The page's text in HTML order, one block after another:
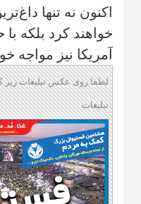
اکنون نه تنها
خواهند کرد بلکه
آمریکا نیز مواجه
لطفا روی عکس تبلیغات زیر
تبلیغات